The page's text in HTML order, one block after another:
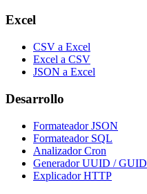
Excel
CSV a Excel
Excel a CSV
JSON a Excel
Desarrollo
Formateador JSON
Formateador SQL
Analizador Cron
Generador UUID / GUID
Explicador HTTP